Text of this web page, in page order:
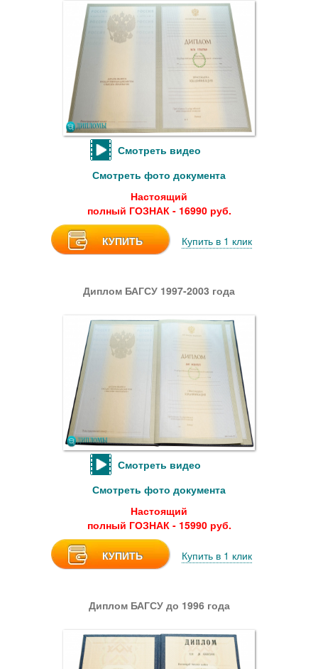
Смотреть видео
Смотреть фото документа
Настоящий
полный ГОЗНАК - 16990 руб.
КУПИТЬ Купить в 1 клик
Диплом БАГСУ 1997-2003 года
Смотреть видео
Смотреть фото документа
Настоящий
полный ГОЗНАК - 15990 руб.
КУПИТЬ Купить в 1 клик
Диплом БАГСУ до 1996 года